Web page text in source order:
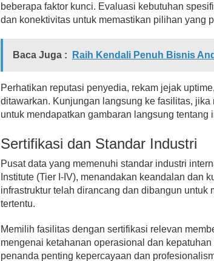
beberapa faktor kunci. Evaluasi kebutuhan
dan konektivitas untuk memastikan pilihan yang
Baca Juga : Raih Kendali Penuh Bisnis
Perhatikan reputasi penyedia, rekam jejak
ditawarkan. Kunjungan langsung ke fasilitas,
untuk mendapatkan gambaran langsung tentang
Sertifikasi dan Standar Industri
Pusat data yang memenuhi standar industri
Institute (Tier I-IV), menandakan keandalan dan
infrastruktur telah dirancang dan dibangun untuk
tertentu.
Memilih fasilitas dengan sertifikasi relevan
mengenai ketahanan operasional dan
penanda penting kepercayaan dan